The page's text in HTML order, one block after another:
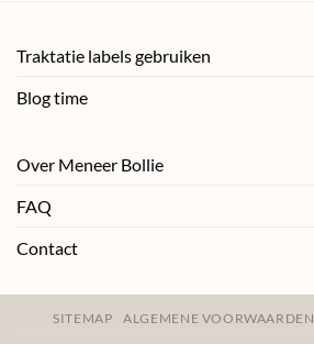
Traktatie labels gebruiken
Blog time
Over Meneer Bollie
FAQ
Contact
SITEMAP ALGEMENE VOORWAARDEN